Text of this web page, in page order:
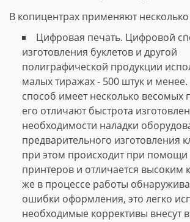
В копицентрах применяют
Цифровая печать. Цифровой
изготовления буклетов и другой
полиграфической продукции
малых тиражах - 500 штук и
способ имеет несколько весомых
его отличают быстрота
необходимости наладки
предварительного изготовления
при этом происходит при
принтеров и отличается высоким
же в процессе работы
ошибки оформления, это легко
необходимые коррективы внесут